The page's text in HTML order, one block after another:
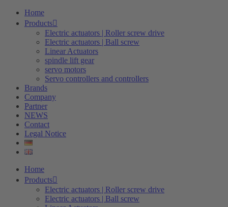
Home
Products
Electric actuators | Roller screw drive
Electric actuators | Ball screw
Linear Actuators
spindle lift gear
servo motors
Servo controllers and controllers
Brands
Company
Partner
NEWS
Contact
Legal Notice
Home
Products
Electric actuators | Roller screw drive
Electric actuators | Ball screw